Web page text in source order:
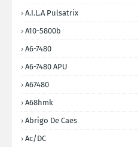
A.I.L.A Pulsatrix
A10-5800b
A6-7480
A6-7480 APU
A67480
A68hmk
Abrigo De Caes
Ac/DC